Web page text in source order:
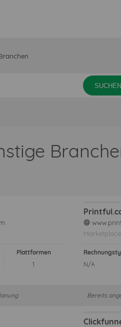
SUCHEN
Plattformen
1
web
Marketplace
N/A
Bereits